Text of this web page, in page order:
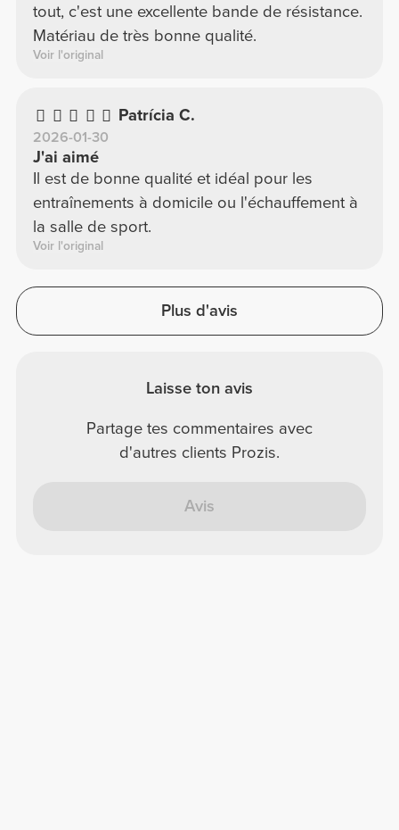
tout, c'est une excellente bande de résistance.
Matériau de très bonne qualité.
Voir l'original
Patrícia C.
2026-01-30
J'ai aimé
Il est de bonne qualité et idéal pour les
entraînements à domicile ou l'échauffement à
la salle de sport.
Voir l'original
Plus d'avis
Laisse ton avis
Partage tes commentaires avec
d'autres clients Prozis.
Avis